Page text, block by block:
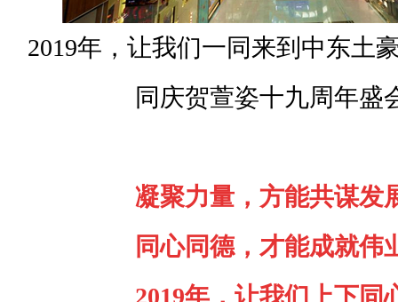
2019年，让我们一同来到中东土
同庆贺萱姿十九周年盛
凝聚力量，方能共谋发
同心同德，才能成就伟
2019年，让我们上下同